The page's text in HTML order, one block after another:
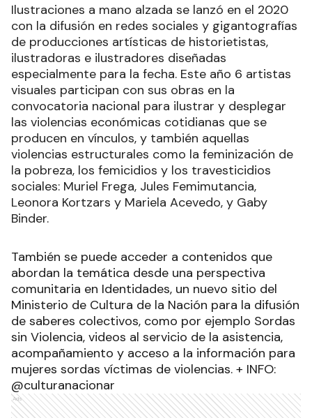
Ilustraciones a mano alzada se lanzó en el 2020
con la difusión en redes sociales y gigantografías
de producciones artísticas de historietistas,
ilustradoras e ilustradores diseñadas
especialmente para la fecha. Este año 6 artistas
visuales participan con sus obras en la
convocatoria nacional para ilustrar y desplegar
las violencias económicas cotidianas que se
producen en vínculos, y también aquellas
violencias estructurales como la feminización de
la pobreza, los femicidios y los travesticidios
sociales: Muriel Frega, Jules Femimutancia,
Leonora Kortzars y Mariela Acevedo, y Gaby
Binder.
También se puede acceder a contenidos que
abordan la temática desde una perspectiva
comunitaria en Identidades, un nuevo sitio del
Ministerio de Cultura de la Nación para la difusión
de saberes colectivos, como por ejemplo Sordas
sin Violencia, videos al servicio de la asistencia,
acompañamiento y acceso a la información para
mujeres sordas víctimas de violencias. + INFO:
@culturanacionar
Ads